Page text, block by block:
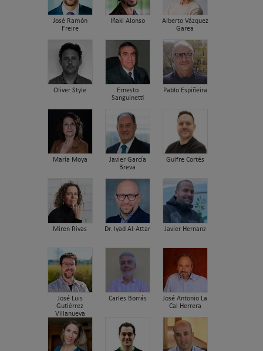
José Ramón
Freire
Iñaki Alonso
Alberto Vázquez
Garea
Oliver Style
Ernesto
Sanguinetti
Pablo Espiñeira
María Moya
Javier García
Breva
Guifre Cortés
Miren Rivas Dr. Iyad Al-Attar Javier Hernanz
José Luis
Gutiérrez
Villanueva
Carles Borrás
José Antonio La
Cal Herrera